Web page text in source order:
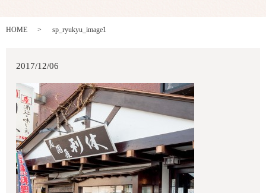
HOME sp_ryukyu_image1
2017/12/06